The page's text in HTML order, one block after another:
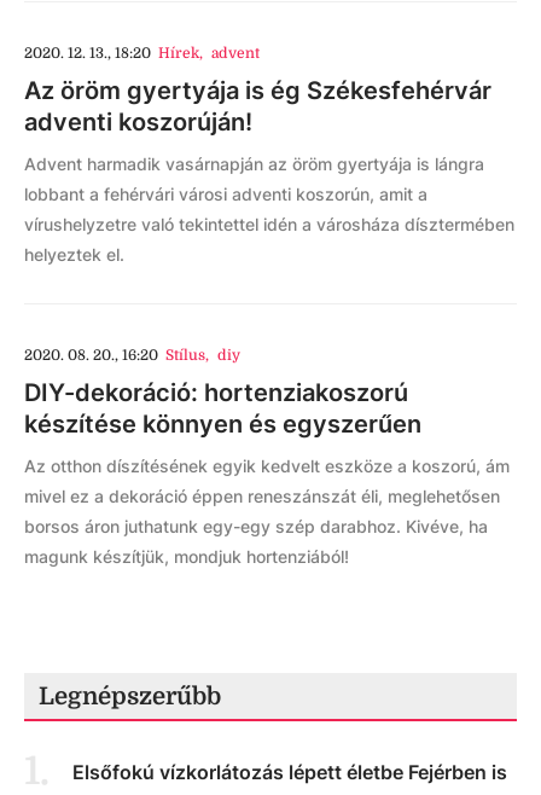
2020. 12. 13., 18:20 Hírek, advent
Az öröm gyertyája is ég Székesfehérvár
adventi koszorúján!
Advent harmadik vasárnapján az öröm gyertyája is lángra
lobbant a fehérvári városi adventi koszorún, amit a
vírushelyzetre való tekintettel idén a városháza dísztermében
helyeztek el.
2020. 08. 20., 16:20 Stílus, diy
DIY-dekoráció: hortenziakoszorú
készítése könnyen és egyszerűen
Az otthon díszítésének egyik kedvelt eszköze a koszorú, ám
mivel ez a dekoráció éppen reneszánszát éli, meglehetősen
borsos áron juthatunk egy-egy szép darabhoz. Kivéve, ha
magunk készítjük, mondjuk hortenziából!
Legnépszerűbb
1. Elsőfokú vízkorlátozás lépett életbe Fejérben is